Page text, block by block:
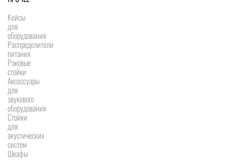
Кейсы
для
оборудования
Распределители
питания
Рэковые
стойки
Аксессуары
для
звукового
оборудования
Стойки
для
акустических
систем
Шкафы